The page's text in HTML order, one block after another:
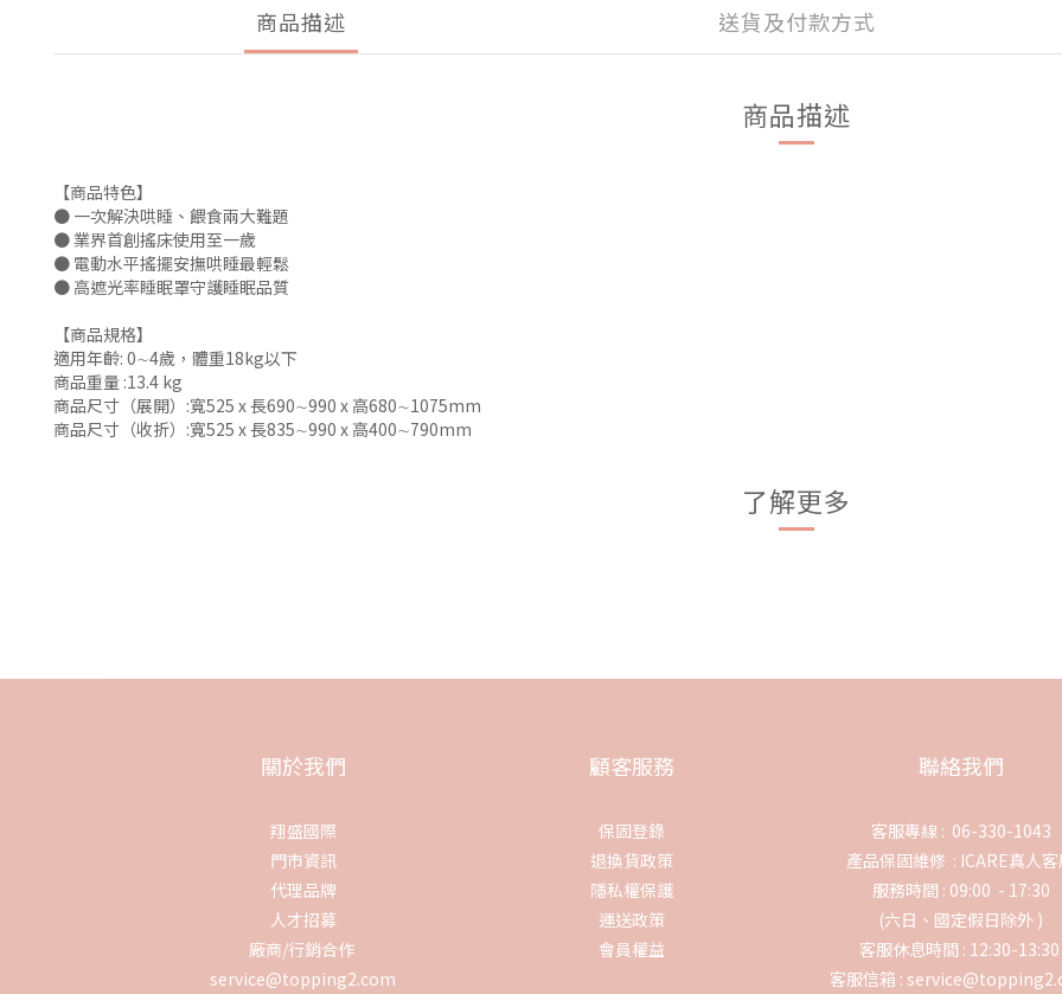
商品描述 送貨及付款方式
商品描述
【商品特色】
● 一次解決哄睡、餵食兩大難題
● 業界首創搖床使用至一歲
● 電動水平搖擺安撫哄睡最輕鬆
● 高遮光率睡眠罩守護睡眠品質
【商品規格】
適用年齡: 0∼4歲，體重18kg以下
商品重量 :13.4 kg
商品尺寸（展開）:寬525 x 長690∼990 x 高680∼1075mm
商品尺寸（收折）:寬525 x 長835∼990 x 高400∼790mm
了解更多
關於我們
翔盛國際
門市資訊
代理品牌
人才招募
廠商/行銷合作
service@topping2.com
顧客服務
保固登錄
退換貨政策
隱私權保護
運送政策
會員權益
聯絡我們
客服專線 : 06-330-1043
產品保固維修 : ICARE真人
服務時間 : 09:00 - 17:30
(六日、國定假日除外 )
客服休息時間 : 12:30-13:30
客服信箱 :